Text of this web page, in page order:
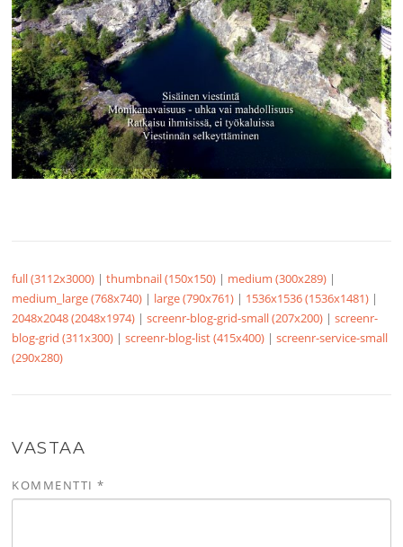
full (3112x3000) |thumbnail (150x150) | medium (300x289) |
medium_large (768x740) | large (790x761) | 1536x1536 (1536x1481) |
2048x2048 (2048x1974) |screenr-blog-grid-small (207x200) |screenr-
blog-grid (311x300) |screenr-blog-list (415x400) |screenr-service-small
(290x280)
VASTAA
KOMMENTTI*